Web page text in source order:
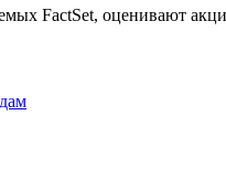
FactSet, оценивают